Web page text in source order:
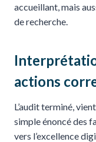
accueillant, mais
de recherche.
actions
L’audit terminé,
simple énoncé des
vers l’excellence